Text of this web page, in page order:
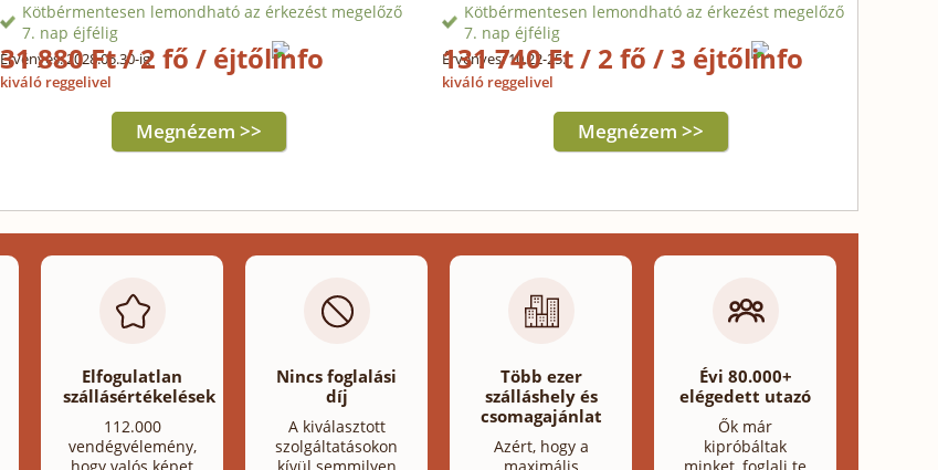
Kötbérmentesen lemondható az érkezést megelőző
7. nap éjfélig
Érvényes: 2028.05.30-ig
31 880 Ft / 2 fő / éjtől
kiváló reggelivel
Megnézem >>
Kötbérmentesen lemondható az érkezést megelőző
7. nap éjfélig
Érvényes: 10.22-25.
131 740 Ft / 2 fő / 3 éjtől
kiváló reggelivel
Megnézem >>
Elfogulatlan
szállásértékelések
112.000
vendégvélemény,
Nincs foglalási
díj
A kiválasztott
szolgáltatásokon
Több ezer
szálláshely és
csomagajánlat
Azért, hogy a
Évi 80.000+
elégedett utazó
Ők már
kipróbáltak